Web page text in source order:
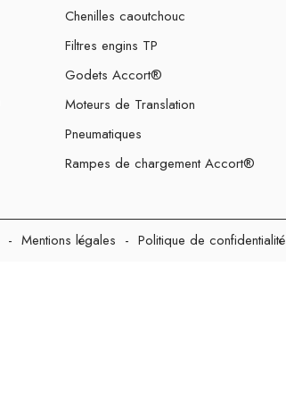
Chenilles caoutchouc
Filtres engins TP
Godets Accort®
Moteurs de Translation
Pneumatiques
Rampes de chargement Accort®
- Mentions légales - Politique de confidentialité